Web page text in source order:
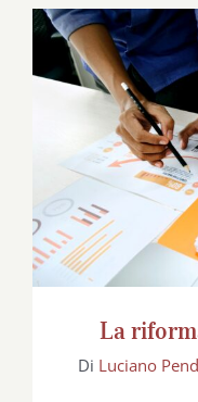
La
La
Di Luciano